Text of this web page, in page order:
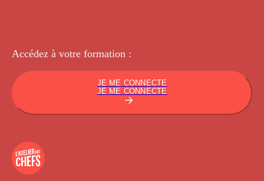
Accédez à votre formation :
JE ME CONNECTE
JE ME CONNECTE